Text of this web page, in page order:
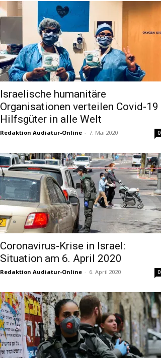
Israelische humanitäre
Organisationen verteilen Covid-19
Hilfsgüter in alle Welt
Redaktion Audiatur-Online - 7. Mai 2020 0
Coronavirus-Krise in Israel:
Situation am 6. April 2020
Redaktion Audiatur-Online - 6. April 2020 0